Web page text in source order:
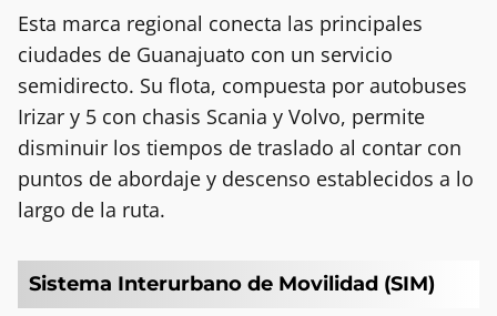
Esta marca regional conecta las principales
ciudades de Guanajuato con un servicio
semidirecto. Su flota, compuesta por autobuses
Irizar y 5 con chasis Scania y Volvo, permite
disminuir los tiempos de traslado al contar con
puntos de abordaje y descenso establecidos a lo
largo de la ruta.
Sistema Interurbano de Movilidad (SIM)